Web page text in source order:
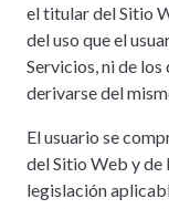
el titular del Sitio
del uso que el
Servicios, ni de
derivarse del
El usuario se
del Sitio Web y de
legislación